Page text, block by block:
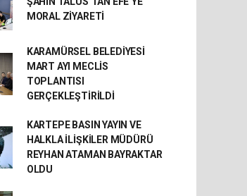
MORAL ZİYARETİ
KARAMÜRSEL BELEDİYESİ
MART AYI MECLİS
TOPLANTISI
GERÇEKLEŞTİRİLDİ
KARTEPE BASIN YAYIN VE
HALKLA İLİŞKİLER MÜDÜRÜ
REYHAN ATAMAN BAYRAKTAR
OLDU